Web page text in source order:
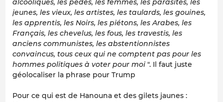
alcooliques, les pédés, les femmes, les parasites, les
jeunes, les vieux, les artistes, les taulards, les gouines,
les apprentis, les Noirs, les piétons, les Arabes, les
Français, les chevelus, les fous, les travestis, les
anciens communistes, les abstentionnistes
convaincus, tous ceux qui ne comptent pas pour les
hommes politiques à voter pour moi ". Il faut juste
géolocaliser la phrase pour Trump
Pour ce qui est de Hanouna et des gilets jaunes :